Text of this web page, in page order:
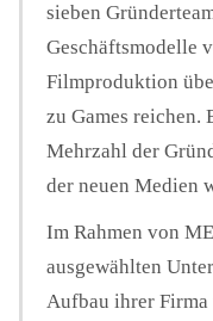
sieben
Geschäftsmodelle
Filmproduktion
zu Games reichen.
Mehrzahl der
der neuen Medien
Im Rahmen von
ausgewählten
Aufbau ihrer